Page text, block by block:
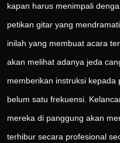
kapan harus menimpali
petikan gitar yang
inilah yang membuat acara
akan melihat adanya jeda
memberikan instruksi
belum satu frekuensi.
mereka di panggung akan
terhibur secara profesional